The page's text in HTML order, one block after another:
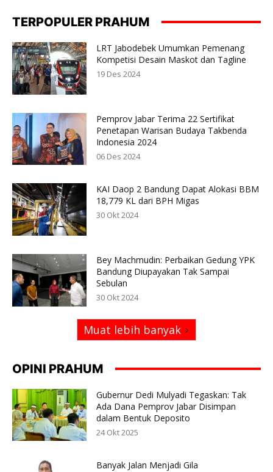
TERPOPULER PRAHUM
LRT Jabodebek Umumkan Pemenang
Kompetisi Desain Maskot dan Tagline
19 Des 2024
Pemprov Jabar Terima 22 Sertifikat
Penetapan Warisan Budaya Takbenda
Indonesia 2024
06 Des 2024
KAI Daop 2 Bandung Dapat Alokasi BBM
18,779 KL dari BPH Migas
30 Okt 2024
Bey Machmudin: Perbaikan Gedung YPK
Bandung Diupayakan Tak Sampai
Sebulan
30 Okt 2024
Muat lebih banyak
OPINI PRAHUM
Gubernur Dedi Mulyadi Tegaskan: Tak
Ada Dana Pemprov Jabar Disimpan
dalam Bentuk Deposito
24 Okt 2025
Banyak Jalan Menjadi Gila